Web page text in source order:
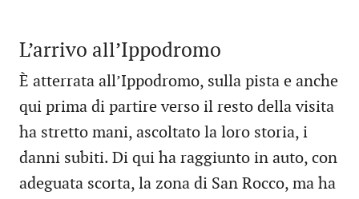
L’arrivo all’Ippodromo
È atterrata all’Ippodromo, sulla pista e anche
qui prima di partire verso il resto della visita
ha stretto mani, ascoltato la loro storia, i
danni subiti. Di qui ha raggiunto in auto, con
adeguata scorta, la zona di San Rocco, ma ha